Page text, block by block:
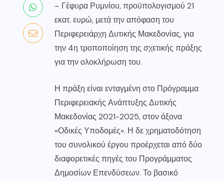
– Γέφυρα Ρυμνίου, προϋπολογισμού 21
εκατ. ευρώ, μετά την απόφαση του
Περιφερειάρχη Δυτικής Μακεδονίας, για
την 4η τροποποίηση της σχετικής πράξης
για την ολοκλήρωση του.
Η πράξη είναι ενταγμένη στο Πρόγραμμα
Περιφερειακής Ανάπτυξης Δυτικής
Μακεδονίας 2021-2025, στον άξονα
«Οδικές Υποδομές». Η δε χρηματοδότηση
του συνολικού έργου προέρχεται από δύο
διαφορετικές πηγές του Προγράμματος
Δημοσίων Επενδύσεων. Το βασικό